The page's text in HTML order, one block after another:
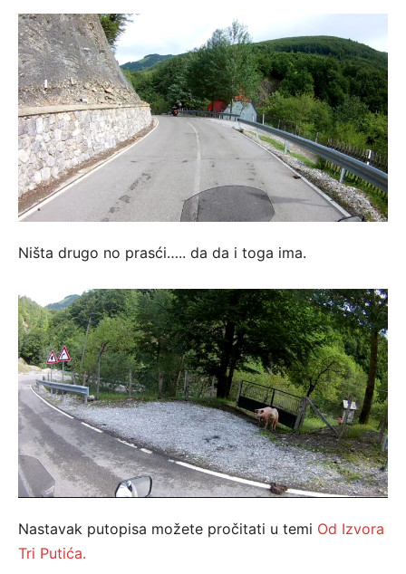
Ništa drugo no prasći….. da da i toga ima.
Nastavak putopisa možete pročitati u temi Od Izvora
Tri Putića.